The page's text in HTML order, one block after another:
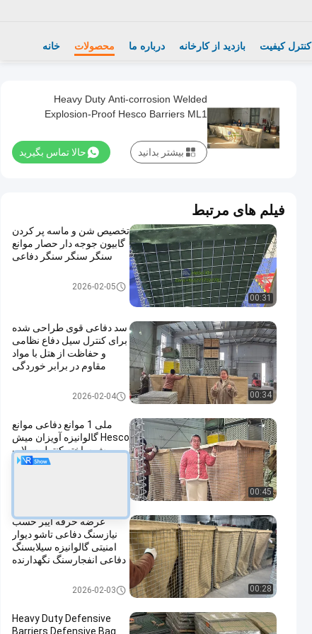
خانه محصولات درباره ما بازدید از کارخانه کنترل کیفیت
Heavy Duty Anti-corrosion Welded
Explosion-Proof Hesco Barriers ML1
حالا تماس بگیرید بیشتر بدانید
فیلم های مرتبط
00:31
تخصیص شن و ماسه پر کردن
گابيون جوجه دار حصار موانع
سنگر سنگر سنگر دفاعی
2026-02-05
00:34
سد دفاعی قوی طراحی شده
برای کنترل سیل دفاع نظامی
و حفاظت از هتل با مواد
مقاوم در برابر خوردگی
2026-02-04
00:45
ملی 1 موانع دفاعی موانع
Hesco گالوانیزه آویزان میش
پیش ساخته کنترل سیلاب
های نظامی استحکامات آسان
00:28
عرضه حرفه ایبر حسب
نیازسنگ دفاعی تاشو دیوار
امنیتی گالوانیزه سیلابسنگ
دفاعی انفجارسنگ نگهدارنده
2026-02-03
Heavy Duty Defensive
Barriers Defensive Bag